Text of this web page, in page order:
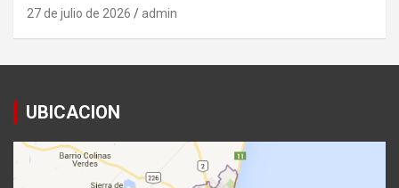
27 de julio de 2026 admin
UBICACION